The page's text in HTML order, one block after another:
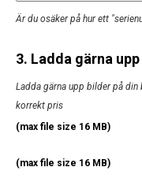
Är du osäker på hur ett
3. Ladda gärna
Ladda gärna upp bilder på
korrekt pris
(max file size 16 MB)
(max file size 16 MB)